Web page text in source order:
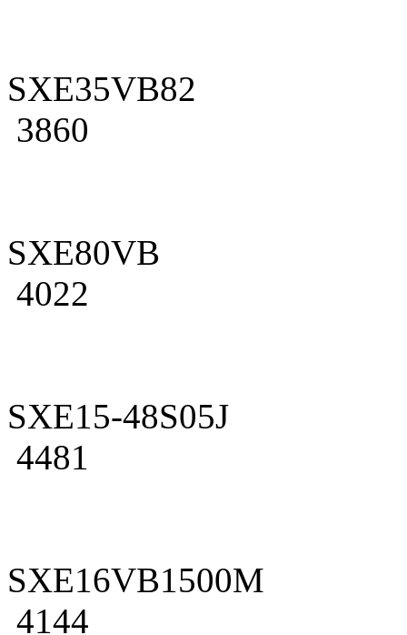
SXE35VB82
3860
SXE80VB
4022
SXE15-48S05J
4481
SXE16VB1500M
4144